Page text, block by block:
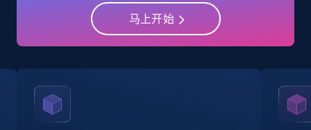
3.5K+ 注册使用
Crunchbase companies information
Name, URL, ID, Cb rank, Region, About,
马上开始